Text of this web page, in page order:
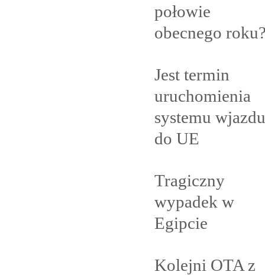
połowie
obecnego
Jest termin
uruchomienia
systemu wjazdu
do UE
Tragiczny
wypadek w
Egipcie
Kolejni OTA z